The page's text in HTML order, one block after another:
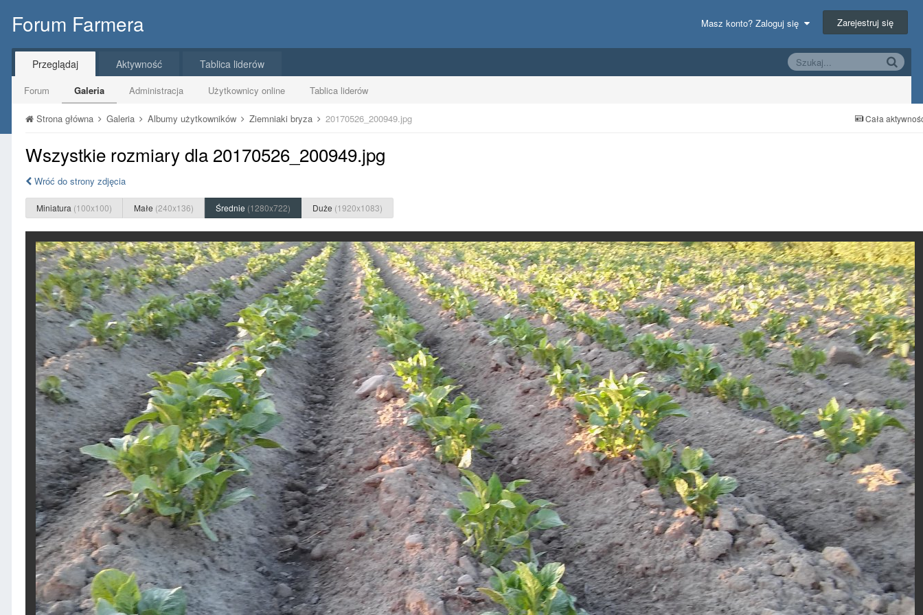
Forum Farmera Masz konto? Zaloguj się Zarejestruj się
Przeglądaj
Forum Galeria Administracja Użytkownicy online Tablica liderów
Aktywność Tablica liderów
Cała
Strona główna Galeria Albumy użytkowników Ziemniaki bryza 20170526_200949.jpg
Wszystkie rozmiary dla 20170526_200949.jpg
Wróć do strony zdjęcia
Miniatura (100x100) Małe (240x136) Średnie (1280x722) Duże (1920x1083)